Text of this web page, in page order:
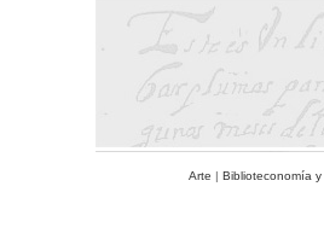
Arte | Biblioteconomía